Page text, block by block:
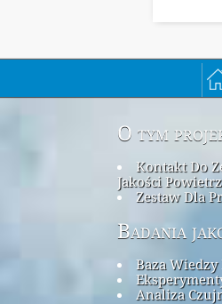
O tym
Kontakt Do
Jakości
Zestaw Dla
Badania
Baza
Analiza